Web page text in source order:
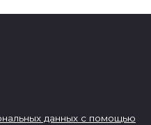
данных с помощью